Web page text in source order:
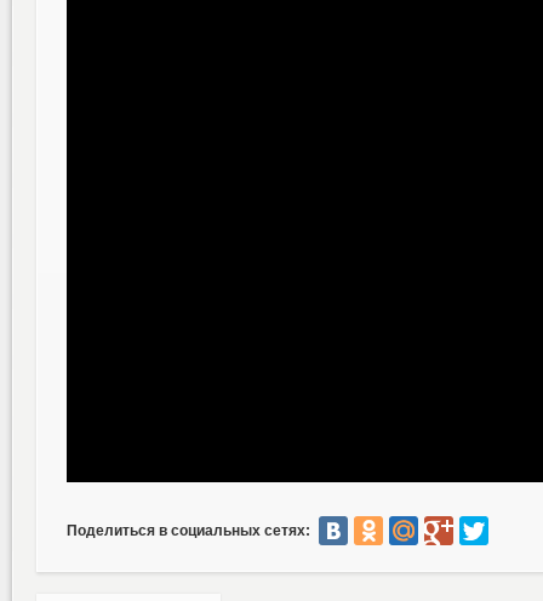
Поделиться в социальных сетях: